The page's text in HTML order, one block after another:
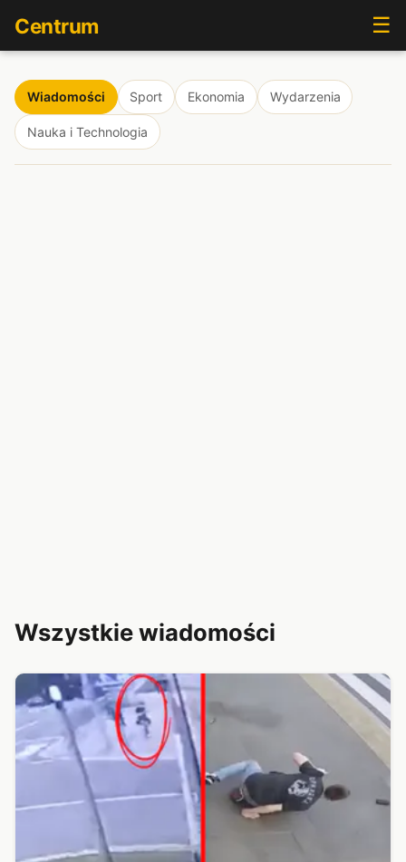
Centrum ☰
Wiadomości Sport Ekonomia Wydarzenia
Nauka i Technologia
Wszystkie wiadomości